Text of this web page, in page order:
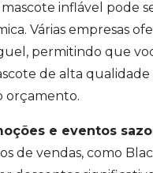
inflável pode
Várias empresas
permitindo que
de alta qualidade
orçamento.
e eventos
de vendas, como